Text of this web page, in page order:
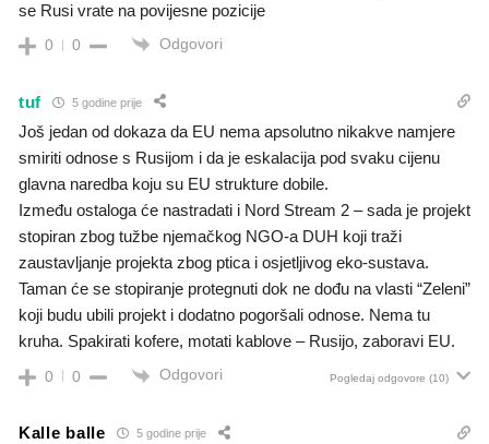
se Rusi vrate na povijesne pozicije
0 0 Odgovori
tuf 5 godine prije
Još jedan od dokaza da EU nema apsolutno nikakve namjere
smiriti odnose s Rusijom i da je eskalacija pod svaku cijenu
glavna naredba koju su EU strukture dobile.
Između ostaloga će nastradati i Nord Stream 2 – sada je projekt
stopiran zbog tužbe njemačkog NGO-a DUH koji traži
zaustavljanje projekta zbog ptica i osjetljivog eko-sustava.
Taman će se stopiranje protegnuti dok ne dođu na vlasti “Zeleni”
koji budu ubili projekt i dodatno pogoršali odnose. Nema tu
kruha. Spakirati kofere, motati kablove – Rusijo, zaboravi EU.
0 0 Odgovori Pogledaj odgovore (10)
Kalle balle 5 godine prije